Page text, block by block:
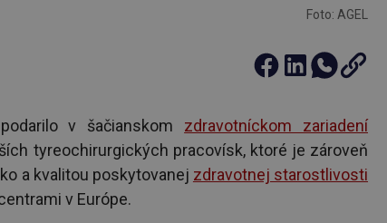
Foto: AGEL
v šačianskom zdravotníckom zariadení
tyreochirurgických pracovísk, ktoré je zároveň
a kvalitou poskytovanej zdravotnej starostlivosti
v Európe.